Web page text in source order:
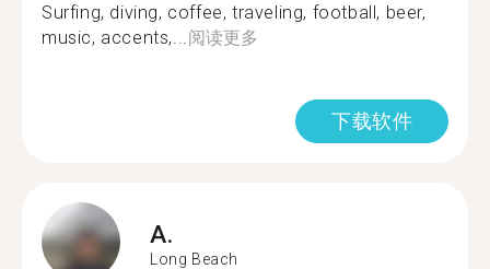
Surfing, diving, coffee, traveling, football, beer,
music, accents,...阅读更多
下载软件
A.
Long Beach